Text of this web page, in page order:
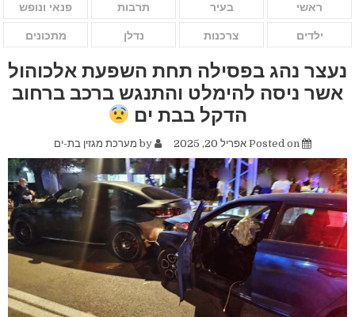
ראשי בעיר תרבות פנאי ונופש
ילדים צרכנות נדלן מתכונים
נעצר נהג בפסילה תחת השפעת אלכוהול
אשר ניסה להימלט והתנגש ברכב ברחוב
הדקל בבת ים
Posted on אפריל 20, 2025 by מערכת מגזין בת-ים